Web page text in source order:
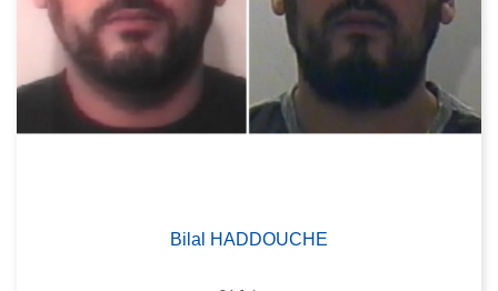
Bilal HADDOUCHE